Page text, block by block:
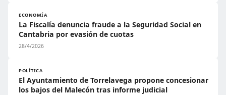
ECONOMÍA
La Fiscalía denuncia fraude a la Seguridad Social en
Cantabria por evasión de cuotas
28/4/2026
POLÍTICA
El Ayuntamiento de Torrelavega propone concesionar
los bajos del Malecón tras informe judicial